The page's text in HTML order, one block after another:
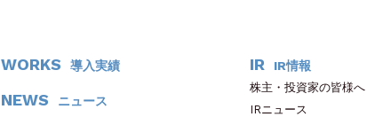
WORKS 導入実績
NEWS ニュース
IR IR情報
株主・投資家の皆様へ
IRニュース